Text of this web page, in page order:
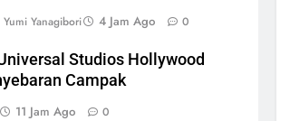
Yumi Yanagibori 4 Jam Ago 0
Studios Hollywood
Campak
11 Jam Ago 0